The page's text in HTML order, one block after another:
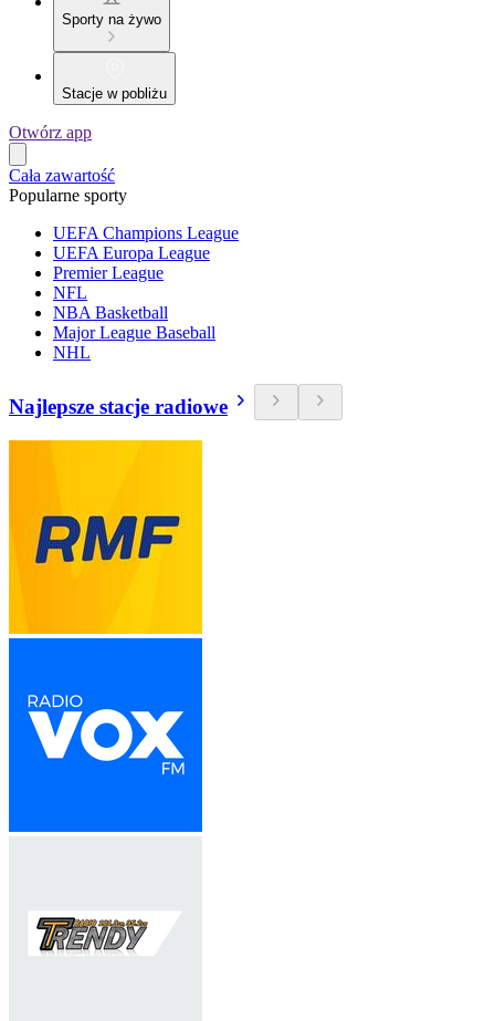
Sporty na żywo
Stacje w pobliżu
Otwórz app
Cała zawartość
Popularne sporty
UEFA Champions League
UEFA Europa League
Premier League
NFL
NBA Basketball
Major League Baseball
NHL
Najlepsze stacje radiowe